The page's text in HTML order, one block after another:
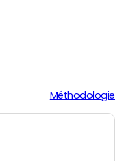
Méthodologie